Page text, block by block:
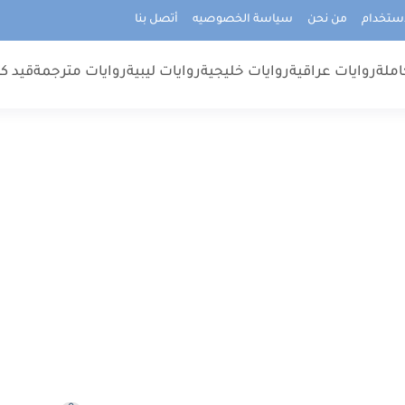
من نحن سياسة الخصوصيه أتصل بنا
روايات عراقيةروايات خليجيةروايات ليبيةروايات مترجمةقيد